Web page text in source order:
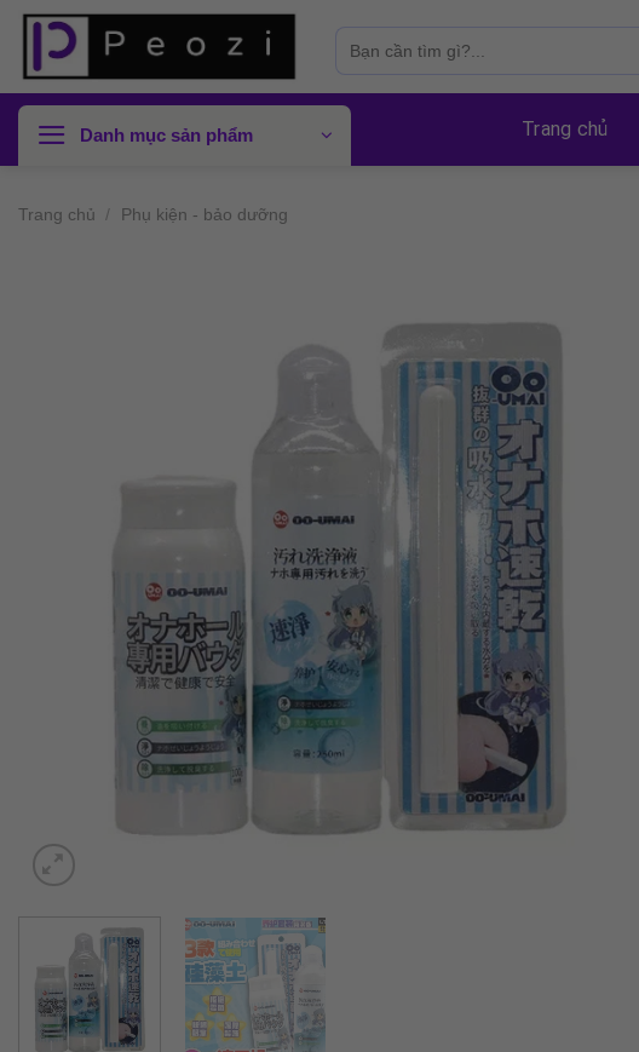
Skip
content
kiếm:
Danh mục sản phẩm Trang chủ
Trang chủ / Phụ kiện - bảo dưỡng